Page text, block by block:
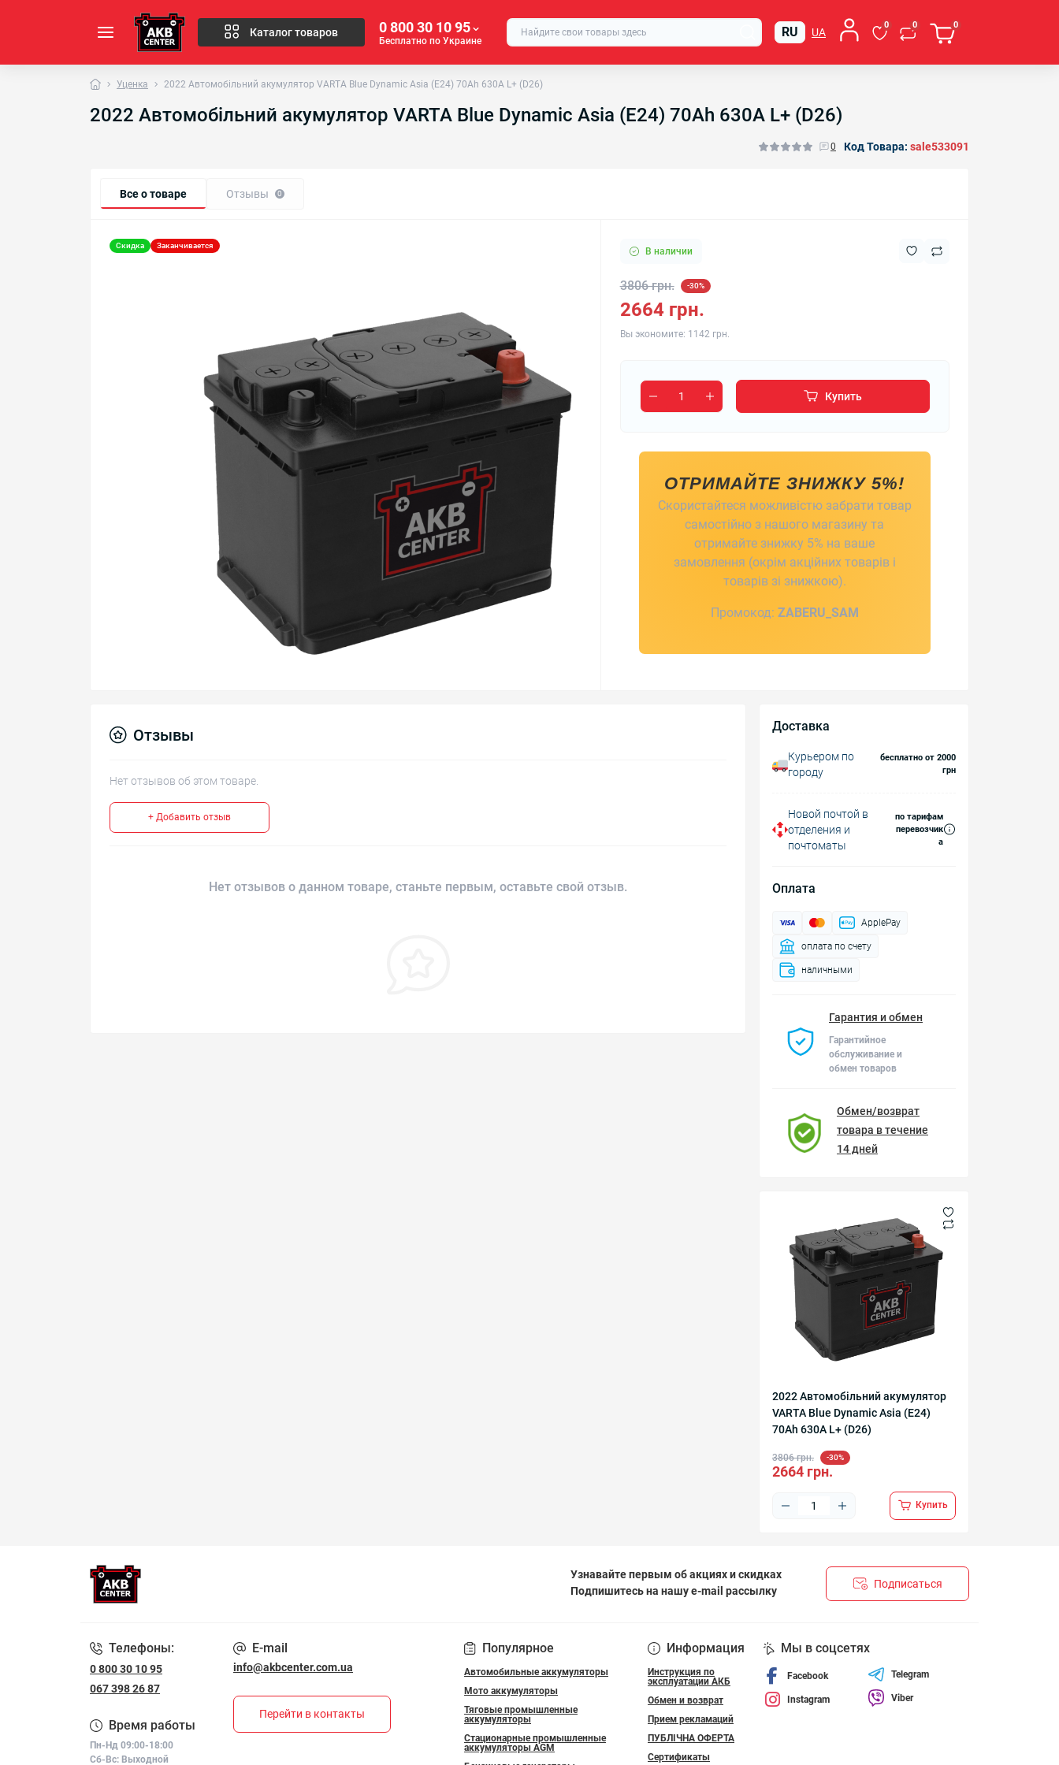
Каталог товаров 0 800 30 10 95
Бесплатно по Украине
RU UA
0 0 0
Уценка 2022 Автомобільний акумулятор VARTA Blue Dynamic Asia (E24) 70Ah 630А L+ (D26)
2022 Автомобільний акумулятор VARTA Blue Dynamic Asia (E24) 70Ah 630А L+ (D26)
0 Код Товара: sale533091
Все о товаре Отзывы 0
Скидка Заканчивается
В наличии
3806 грн. -30%
2664 грн.
Вы экономите: 1142 грн.
Купить
ОТРИМАЙТЕ ЗНИЖКУ 5%!
Скористайтеся можливістю забрати товар
самостійно з нашого магазину та
отримайте знижку 5% на ваше
замовлення (окрім акційних товарів і
товарів зі знижкою).
Промокод: ZABERU_SAM
Доставка
Курьером по
городу
бесплатно от 2000
грн
Новой почтой в
отделения и
почтоматы
по тарифам
перевозчик
а
Оплата
ApplePay
оплата по счету
наличными
Гарантия и обмен
Гарантийное
обслуживание и
обмен товаров
Обмен/возврат
товара в течение
14 дней
2022 Автомобільний акумулятор
VARTA Blue Dynamic Asia (E24)
70Ah 630А L+ (D26)
3806 грн. -30%
2664 грн.
Купить
Отзывы
Нет отзывов об этом товаре.
+ Добавить отзыв
Нет отзывов о данном товаре, станьте первым, оставьте свой отзыв.
Узнавайте первым об акциях и скидках
Подпишитесь на нашу e-mail рассылку
Подписаться
Телефоны:
0 800 30 10 95
067 398 26 87
Время работы
Пн-Нд 09:00-18:00
Сб-Вс: Выходной
E-mail
info@akbcenter.com.ua
Перейти в контакты
Популярное
Автомобильные аккумуляторы
Мото аккумуляторы
Тяговые промышленные
аккумуляторы
Стационарные промышленные
аккумуляторы AGM
Информация
Инструкция по
эксплуатации АКБ
Обмен и возврат
Прием рекламаций
ПУБЛІЧНА ОФЕРТА
Сертификаты
Мы в соцсетях
Facebook
Instagram
Telegram
Viber